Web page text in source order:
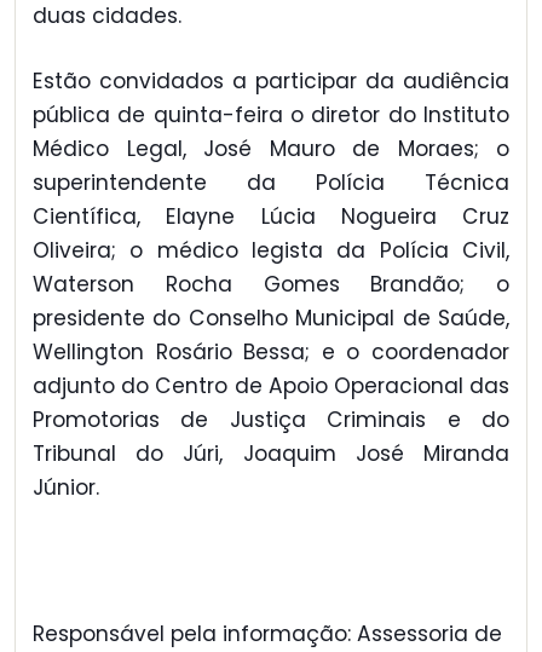
duas cidades.
Estão convidados a participar da audiência
pública de quinta-feira o diretor do Instituto
Médico Legal, José Mauro de Moraes; o
superintendente da Polícia Técnica
Científica, Elayne Lúcia Nogueira Cruz
Oliveira; o médico legista da Polícia Civil,
Waterson Rocha Gomes Brandão; o
presidente do Conselho Municipal de Saúde,
Wellington Rosário Bessa; e o coordenador
adjunto do Centro de Apoio Operacional das
Promotorias de Justiça Criminais e do
Tribunal do Júri, Joaquim José Miranda
Júnior.
Responsável pela informação: Assessoria de